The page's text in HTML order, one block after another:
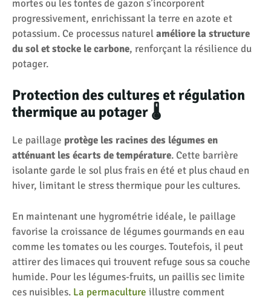
mortes ou les tontes de gazon s’incorporent
progressivement, enrichissant la terre en azote et
potassium. Ce processus naturelaméliore la structure
du sol et stocke le carbone, renforçant la résilience du
potager.
Protection des cultures et régulation
thermique au potager 🌡️
Le paillage protège les racines des légumes en
atténuant les écarts de température. Cette barrière
isolante garde le sol plus frais en été et plus chaud en
hiver, limitant le stress thermique pour les cultures.
En maintenant une hygrométrie idéale, le paillage
favorise la croissance de légumes gourmands en eau
comme les tomates ou les courges. Toutefois, il peut
attirer des limaces qui trouvent refuge sous sa couche
humide. Pour les légumes-fruits, un paillis sec limite
ces nuisibles. La permaculture illustre comment